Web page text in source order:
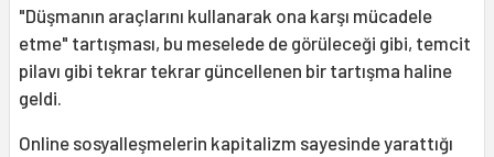
"Düşmanın araçlarını kullanarak ona karşı mücadele
etme" tartışması, bu meselede de görüleceği gibi, temcit
pilavı gibi tekrar tekrar güncellenen bir tartışma haline
geldi.
Online sosyalleşmelerin kapitalizm sayesinde yarattığı